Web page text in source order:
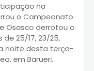
na
o Campeonato
Osasco derrotou o
de 25/17, 23/25,
noite desta terça-
em Barueri.